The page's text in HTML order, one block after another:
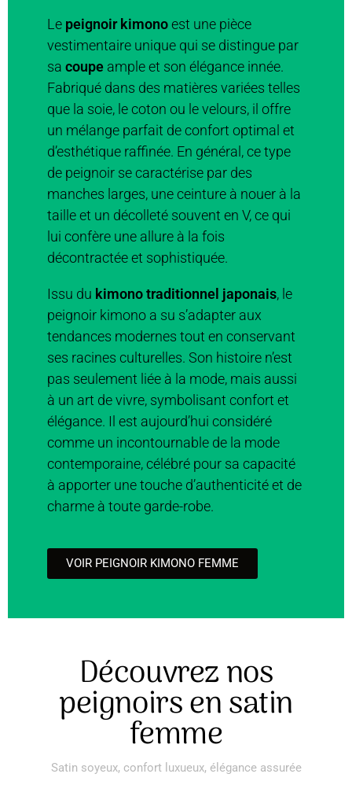
Le peignoir kimonoest une pièce
vestimentaire unique qui se distingue par
sa coupe ample et son élégance innée.
Fabriqué dans des matières variées telles
que la soie, le coton ou le velours, il offre
un mélange parfait de confort optimal et
d’esthétique raffinée. En général, ce type
de peignoir se caractérise par des
manches larges, une ceinture à nouer à la
taille et un décolleté souvent en V, ce qui
lui confère une allure à la fois
décontractée et sophistiquée.
Issu du kimono traditionnel japonais, le
peignoir kimono a su s’adapter aux
tendances modernes tout en conservant
ses racines culturelles. Son histoire n’est
pas seulement liée à la mode, mais aussi
à un art de vivre, symbolisant confort et
élégance. Il est aujourd’hui considéré
comme un incontournable de la mode
contemporaine, célébré pour sa capacité
à apporter une touche d’authenticité et de
charme à toute garde-robe.
VOIR PEIGNOIR KIMONO FEMME
Découvrez nos
peignoirs en satin
femme
Satin soyeux, confort luxueux, élégance assurée